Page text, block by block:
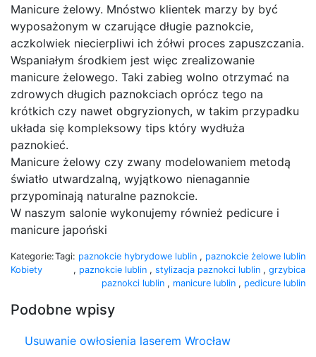
Manicure żelowy. Mnóstwo klientek marzy by być
wyposażonym w czarujące długie paznokcie,
aczkolwiek niecierpliwi ich żółwi proces zapuszczania.
Wspaniałym środkiem jest więc zrealizowanie
manicure żelowego. Taki zabieg wolno otrzymać na
zdrowych długich paznokciach oprócz tego na
krótkich czy nawet obgryzionych, w takim przypadku
układa się kompleksowy tips który wydłuża
paznokieć.
Manicure żelowy czy zwany modelowaniem metodą
światło utwardzalną, wyjątkowo nienagannie
przypominają naturalne paznokcie.
W naszym salonie wykonujemy również pedicure i
manicure japoński
Kategorie:
Kobiety
Tagi: paznokcie hybrydowe lublin , paznokcie żelowe lublin
, paznokcie lublin , stylizacja paznokci lublin , grzybica
paznokci lublin , manicure lublin , pedicure lublin
Podobne wpisy
Usuwanie owłosienia laserem Wrocław